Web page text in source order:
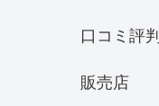
口コミ評判
販売店